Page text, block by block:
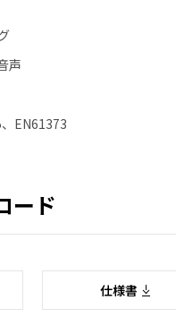
声
EN61373
ード
仕様書